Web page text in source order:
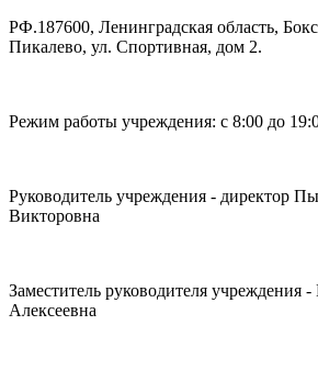
РФ.187600, Ленинградская область,
Пикалево, ул. Спортивная, дом 2.
Режим работы учреждения: с 8:00 до
Руководитель учреждения - директор
Викторовна
Заместитель руководителя учреждения
Алексеевна